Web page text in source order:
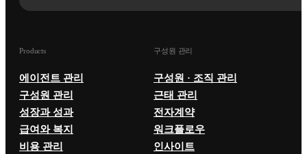
Products
에이전트 관리
구성원 관리
성장과 성과
급여와 복지
비용 관리
구성원 관리
구성원 · 조직 관리
근태 관리
전자계약
워크플로우
인사이트